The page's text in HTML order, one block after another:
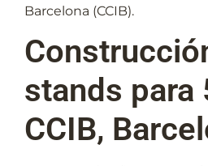
Barcelona (CCIB).
stands para
CCIB,